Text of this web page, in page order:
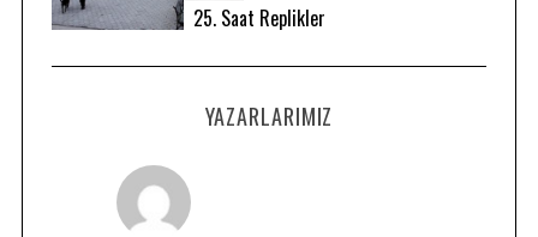
25. Saat Replikler
YAZARLARIMIZ